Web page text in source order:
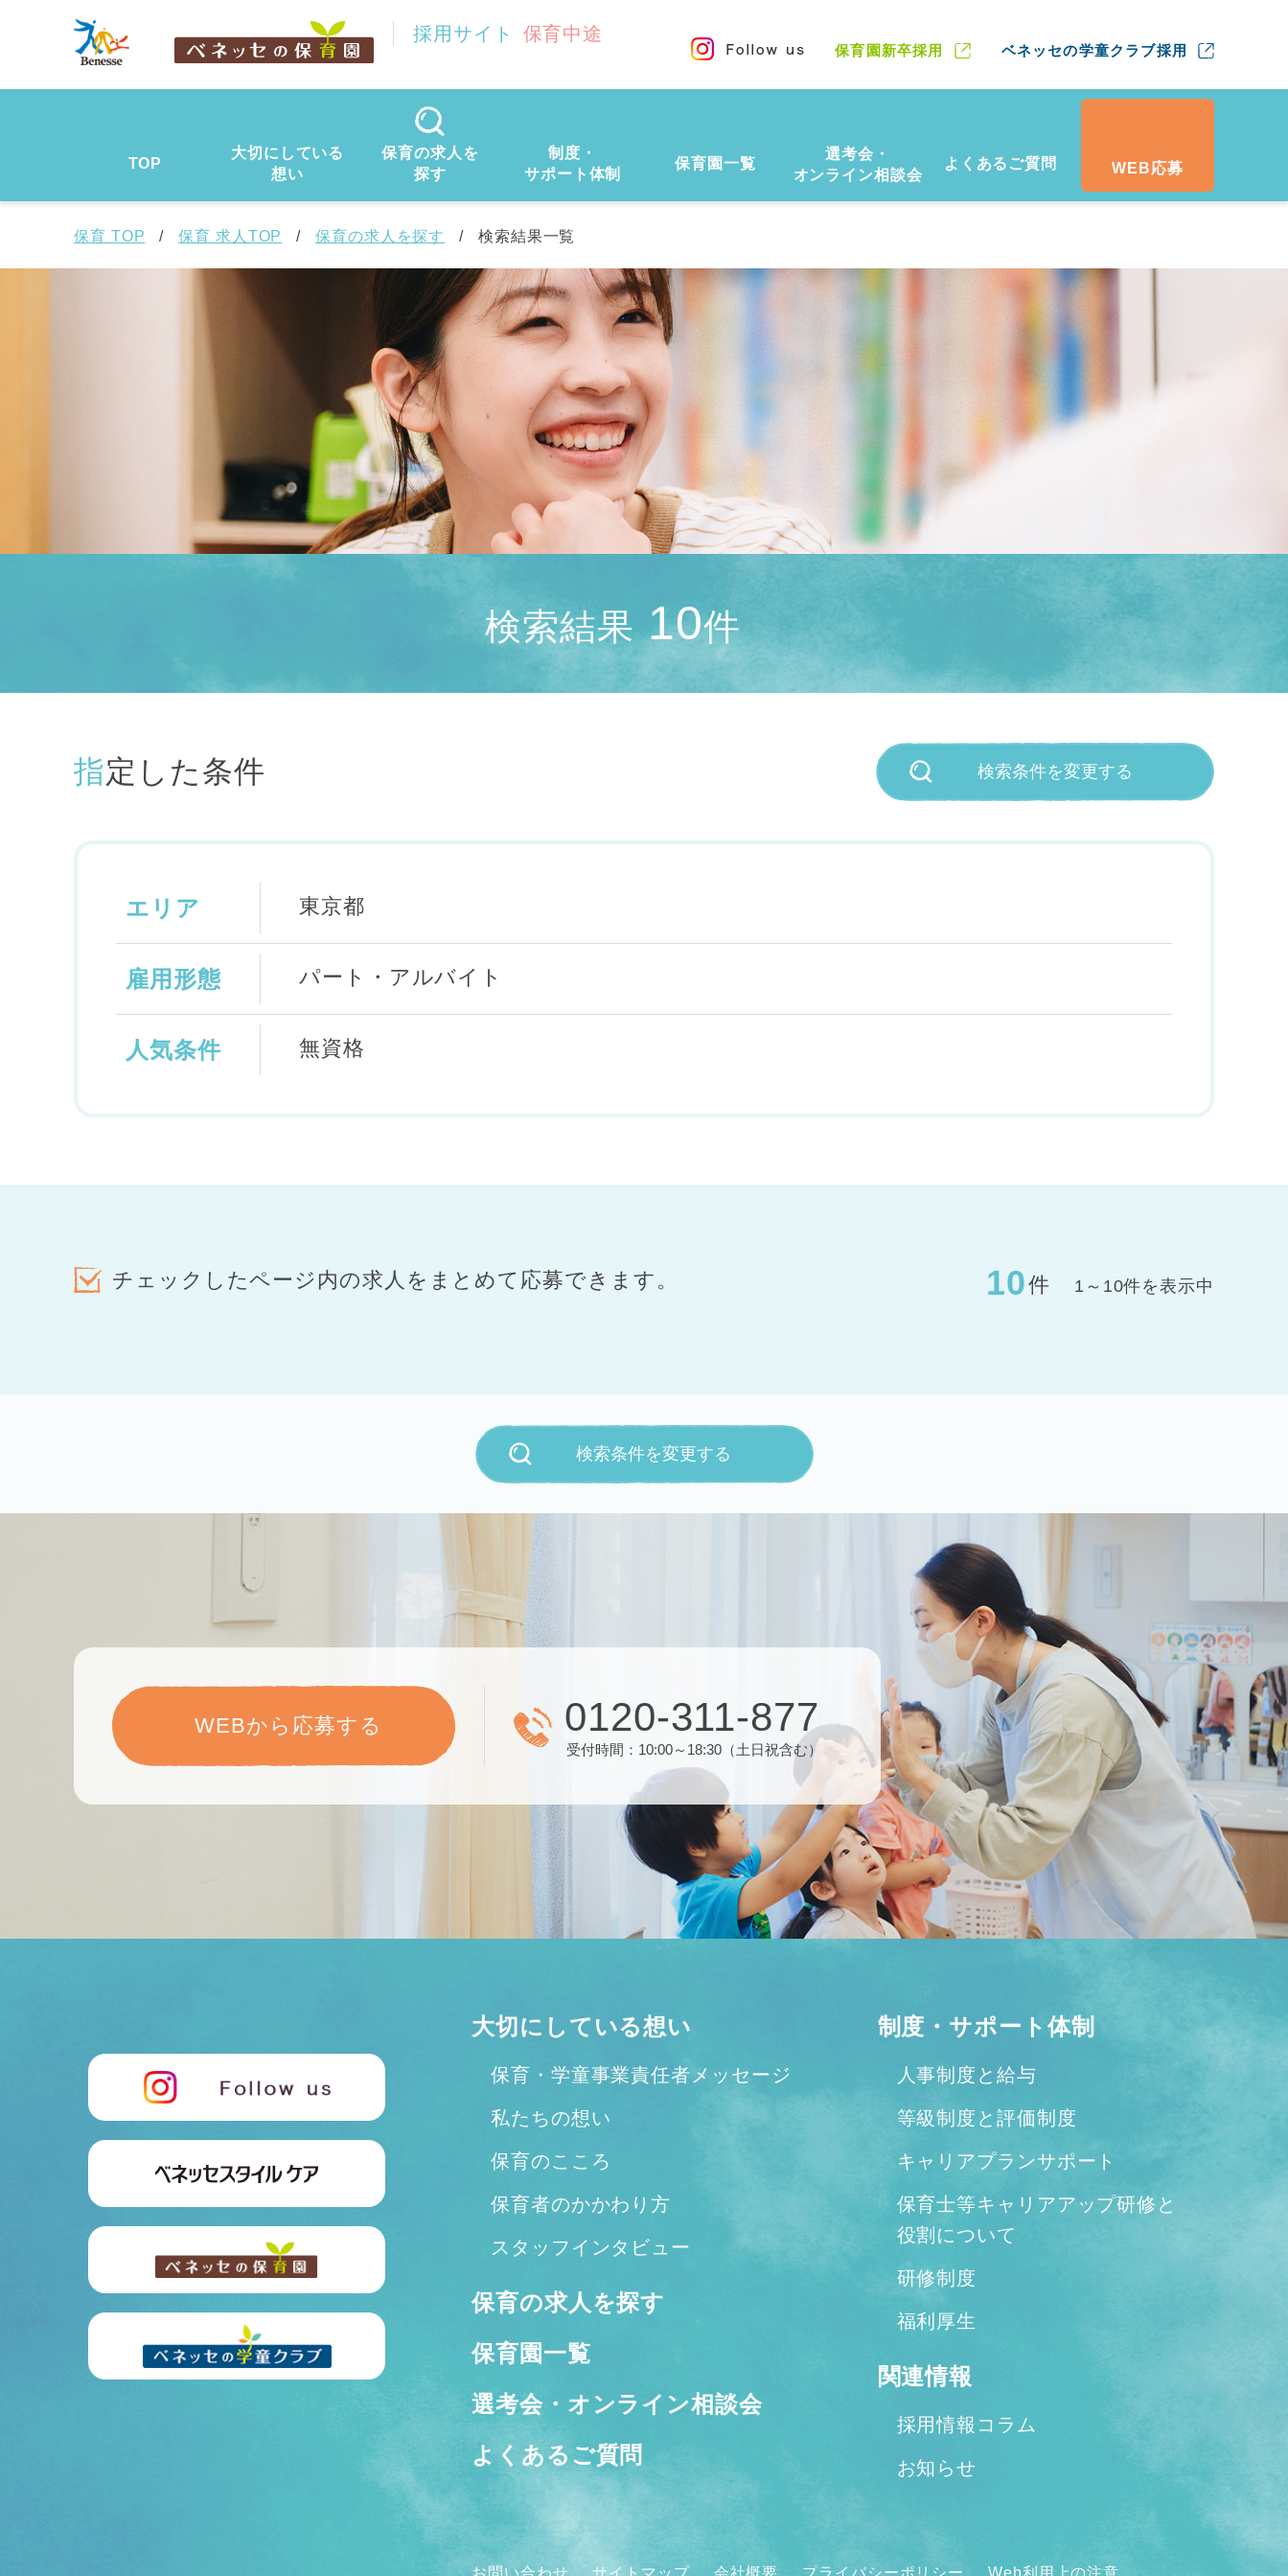
採用サイト 保育中途
保育園新卒採用 ベネッセの学童クラブ採用
TOP
大切にしている
想い
保育の求人を
探す
制度・
サポート体制
保育園一覧
選考会・
オンライン相談会
よくあるご質問 WEB応募
保育 TOP 保育 求人TOP 保育の求人を探す 検索結果一覧
検索結果 10件
指定した条件 検索条件を変更する
エリア 東京都
雇用形態 パート・アルバイト
人気条件 無資格
チェックしたページ内の求人をまとめて応募できます。 10件 1～10件を表示中
検索条件を変更する
WEBから応募する 0120-311-877
受付時間：10:00～18:30（土日祝含む）
大切にしている想い
保育・学童事業責任者メッセージ
私たちの想い
保育のこころ
保育者のかかわり方
スタッフインタビュー
保育の求人を探す
保育園一覧
選考会・オンライン相談会
よくあるご質問
制度・サポート体制
人事制度と給与
等級制度と評価制度
キャリアプランサポート
保育士等キャリアアップ研修と
役割について
研修制度
福利厚生
関連情報
採用情報コラム
お知らせ
お問い合わせ サイトマップ 会社概要 プライバシーポリシー Web利用上の注意